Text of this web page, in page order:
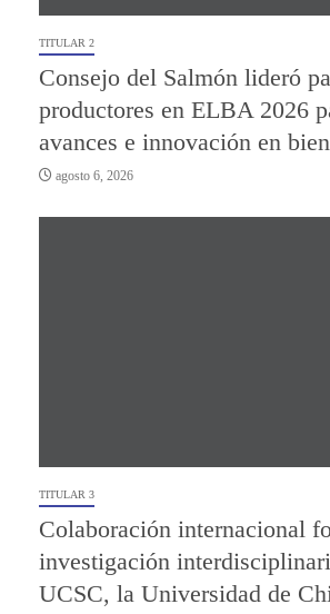
TITULAR 2
Consejo del Salmón lideró
productores en ELBA 2026
avances e innovación en
agosto 6, 2026
TITULAR 3
Colaboración internacional
investigación
UCSC, la Universidad de